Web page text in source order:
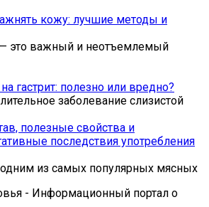
кожу: лучшие методы и
это важный и неотъемлемый
гастрит: полезно или вредно?
заболевание слизистой
полезные свойства и
последствия употребления
одним из самых популярных мясных
- Информационный портал о